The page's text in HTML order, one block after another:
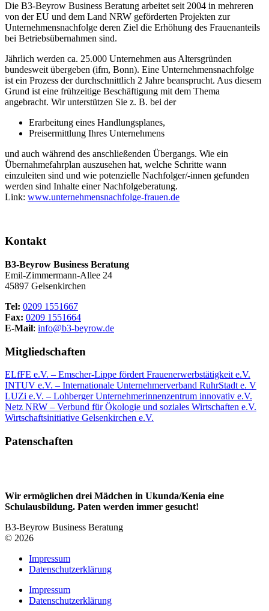
Die B3-Beyrow Business Beratung arbeitet seit 2004 in mehreren
von der EU und dem Land NRW geförderten Projekten zur
Unternehmensnachfolge deren Ziel die Erhöhung des Frauenanteils
bei Betriebsübernahmen sind.
Jährlich werden ca. 25.000 Unternehmen aus Altersgründen
bundesweit übergeben (ifm, Bonn). Eine Unternehmensnachfolge
ist ein Prozess der durchschnittlich 2 Jahre beansprucht. Aus diesem
Grund ist eine frühzeitige Beschäftigung mit dem Thema
angebracht. Wir unterstützen Sie z. B. bei der
Erarbeitung eines Handlungsplanes,
Preisermittlung Ihres Unternehmens
und auch während des anschließenden Übergangs. Wie ein
Übernahmefahrplan auszusehen hat, welche Schritte wann
einzuleiten sind und wie potenzielle Nachfolger/-innen gefunden
werden sind Inhalte einer Nachfolgeberatung.
Link: www.unternehmensnachfolge-frauen.de
Kontakt
B3-Beyrow Business Beratung
Emil-Zimmermann-Allee 24
45897 Gelsenkirchen
Tel: 0209 1551667
Fax: 0209 1551664
E-Mail: info@b3-beyrow.de
Mitgliedschaften
ELfFE e.V. – Emscher-Lippe fördert Frauenerwerbstätigkeit e.V.
INTUV e.V. – Internationale Unternehmerverband RuhrStadt e. V
LUZi e.V. – Lohberger Unternehmerinnenzentrum innovativ e.V.
Netz NRW – Verbund für Ökologie und soziales Wirtschaften e.V.
Wirtschaftsinitiative Gelsenkirchen e.V.
Patenschaften
Wir ermöglichen drei Mädchen in Ukunda/Kenia eine
Schulausbildung. Paten werden immer gesucht!
B3-Beyrow Business Beratung
© 2026
Impressum
Datenschutzerklärung
Impressum
Datenschutzerklärung